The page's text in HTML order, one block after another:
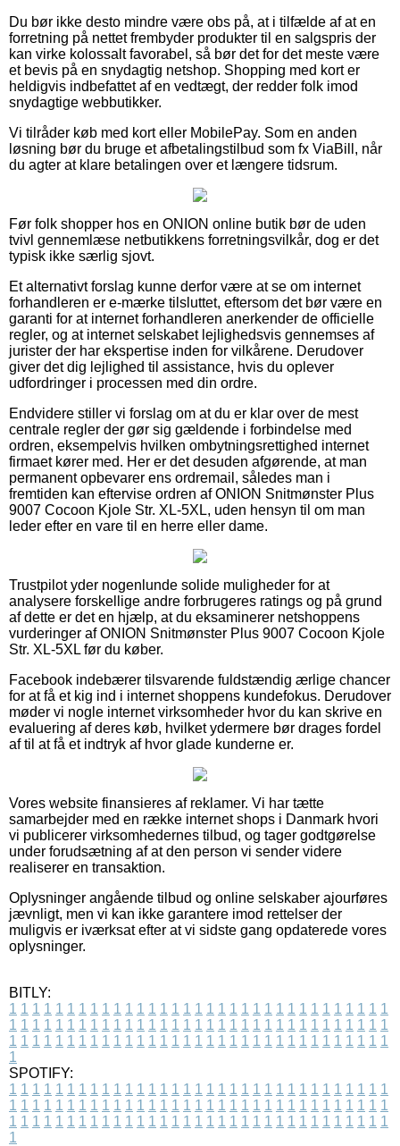
Du bør ikke desto mindre være obs på, at i tilfælde af at en
forretning på nettet frembyder produkter til en salgspris der
kan virke kolossalt favorabel, så bør det for det meste være
et bevis på en snydagtig netshop. Shopping med kort er
heldigvis indbefattet af en vedtægt, der redder folk imod
snydagtige webbutikker.
Vi tilråder køb med kort eller MobilePay. Som en anden
løsning bør du bruge et afbetalingstilbud som fx ViaBill, når
du agter at klare betalingen over et længere tidsrum.
Før folk shopper hos en ONION online butik bør de uden
tvivl gennemlæse netbutikkens forretningsvilkår, dog er det
typisk ikke særlig sjovt.
Et alternativt forslag kunne derfor være at se om internet
forhandleren er e-mærke tilsluttet, eftersom det bør være en
garanti for at internet forhandleren anerkender de officielle
regler, og at internet selskabet lejlighedsvis gennemses af
jurister der har ekspertise inden for vilkårene. Derudover
giver det dig lejlighed til assistance, hvis du oplever
udfordringer i processen med din ordre.
Endvidere stiller vi forslag om at du er klar over de mest
centrale regler der gør sig gældende i forbindelse med
ordren, eksempelvis hvilken ombytningsrettighed internet
firmaet kører med. Her er det desuden afgørende, at man
permanent opbevarer ens ordremail, således man i
fremtiden kan eftervise ordren af ONION Snitmønster Plus
9007 Cocoon Kjole Str. XL-5XL, uden hensyn til om man
leder efter en vare til en herre eller dame.
Trustpilot yder nogenlunde solide muligheder for at
analysere forskellige andre forbrugeres ratings og på grund
af dette er det en hjælp, at du eksaminerer netshoppens
vurderinger af ONION Snitmønster Plus 9007 Cocoon Kjole
Str. XL-5XL før du køber.
Facebook indebærer tilsvarende fuldstændig ærlige chancer
for at få et kig ind i internet shoppens kundefokus. Derudover
møder vi nogle internet virksomheder hvor du kan skrive en
evaluering af deres køb, hvilket ydermere bør drages fordel
af til at få et indtryk af hvor glade kunderne er.
Vores website finansieres af reklamer. Vi har tætte
samarbejder med en række internet shops i Danmark hvori
vi publicerer virksomhedernes tilbud, og tager godtgørelse
under forudsætning af at den person vi sender videre
realiserer en transaktion.
Oplysninger angående tilbud og online selskaber ajourføres
jævnligt, men vi kan ikke garantere imod rettelser der
muligvis er iværksat efter at vi sidste gang opdaterede vores
oplysninger.
BITLY:
1 1 1 1 1 1 1 1 1 1 1 1 1 1 1 1 1 1 1 1 1 1 1 1 1 1 1 1 1 1 1 1 1
1 1 1 1 1 1 1 1 1 1 1 1 1 1 1 1 1 1 1 1 1 1 1 1 1 1 1 1 1 1 1 1 1
1 1 1 1 1 1 1 1 1 1 1 1 1 1 1 1 1 1 1 1 1 1 1 1 1 1 1 1 1 1 1 1 1
1
SPOTIFY:
1 1 1 1 1 1 1 1 1 1 1 1 1 1 1 1 1 1 1 1 1 1 1 1 1 1 1 1 1 1 1 1 1
1 1 1 1 1 1 1 1 1 1 1 1 1 1 1 1 1 1 1 1 1 1 1 1 1 1 1 1 1 1 1 1 1
1 1 1 1 1 1 1 1 1 1 1 1 1 1 1 1 1 1 1 1 1 1 1 1 1 1 1 1 1 1 1 1 1
1